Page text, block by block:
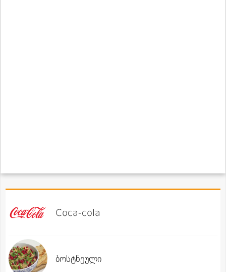
Coca-cola
ბოსტნეული